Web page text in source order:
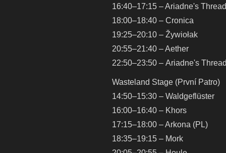
16:40–17:15 – Ariadne's Thread
18:00–18:40 – Cronica
19:25–20:10 – Žywiołak
20:55–21:40 – Aether
22:50–23:50 – Ariadne's Thread
Wasteland Stage (První Patro)
14:50–15:30 – Waldgeflüster
16:00–16:40 – Khors
17:15–18:00 – Arkona (PL)
18:35–19:15 – Mork